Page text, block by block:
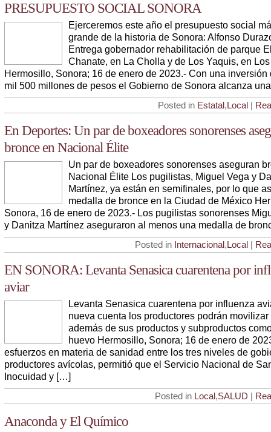
PRESUPUESTO SOCIAL SONORA
Ejerceremos este año el presupuesto social
grande de la historia de Sonora: Alfonso
Entrega gobernador rehabilitación de parque
Chanate, en La Cholla y de Los Yaquis, en
Hermosillo, Sonora; 16 de enero de 2023.- Con una inversión
mil 500 millones de pesos el Gobierno de Sonora alcanza
Posted in Estatal,Local |
En Deportes: Un par de boxeadores sonorenses
bronce en Nacional Élite
Un par de boxeadores sonorenses aseguran
Nacional Élite Los pugilistas, Miguel Vega y
Martínez, ya están en semifinales, por lo que
medalla de bronce en la Ciudad de México
Sonora, 16 de enero de 2023.- Los pugilistas sonorenses
y Danitza Martínez aseguraron al menos una medalla de
Posted in Internacional,Local |
EN SONORA: Levanta Senasica cuarentena por
aviar
Levanta Senasica cuarentena por influenza
nueva cuenta los productores podrán movilizar
además de sus productos y subproductos
huevo Hermosillo, Sonora; 16 de enero de
esfuerzos en materia de sanidad entre los tres niveles de
productores avícolas, permitió que el Servicio Nacional de
Inocuidad y […]
Posted in Local,SALUD |
Anaconda y El Químico